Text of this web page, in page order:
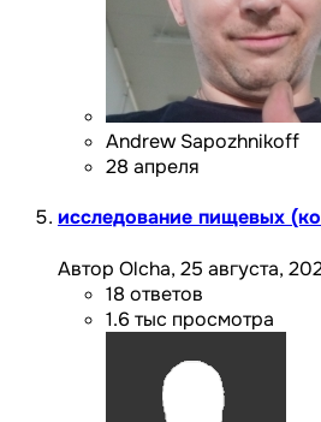
Andrew Sapozhnikoff
28 апреля
исследование пищевых
Автор Olcha, 25 августа,
18 ответов
1.6 тыс просмотра